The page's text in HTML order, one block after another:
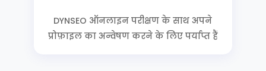
DYNSEO ऑनलाइन परीक्षण के साथ अपने
प्रोफ़ाइल का अन्वेषण करने के लिए पर्याप्त हैं